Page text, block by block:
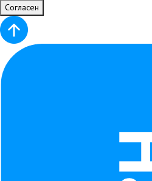
Согласен